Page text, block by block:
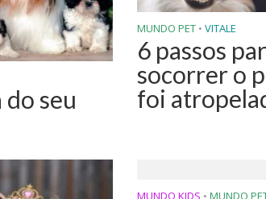
seu
MUNDO PET • VITALE
6 passos
socorrer o
foi
MUNDO KIDS • MUNDO